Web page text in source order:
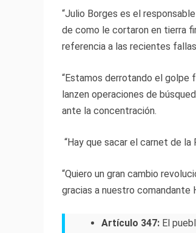
“Julio Borges es el
de como le cortaron en tierra
referencia a las recientes
“Estamos derrotando el
lanzen operaciones de
ante la concentración.
“Hay que sacar el carnet de
“Quiero un gran cambio
gracias a nuestro comandante
Artículo 347: El